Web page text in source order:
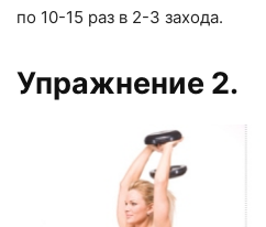
по 10-15 раз в 2-3 захода.
Упражнение 2.